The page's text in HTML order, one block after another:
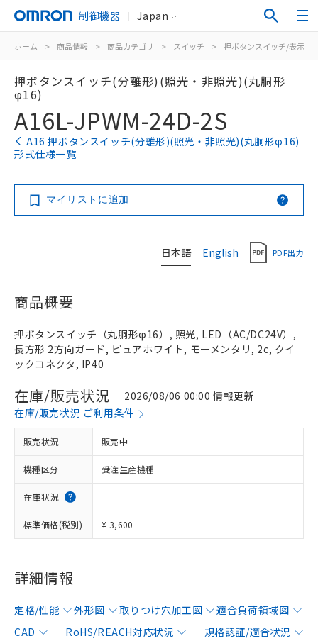
制御機器 Japan
ホーム > 商品情報 > 商品カテゴリ > スイッチ > 押ボタンスイッチ/表示灯
押ボタンスイッチ(分離形)(照光・非照光)(丸胴形
φ16)
A16L-JPWM-24D-2S
A16 押ボタンスイッチ(分離形)(照光・非照光)(丸胴形φ16)
形式仕様一覧
マイリストに追加
日本語 English PDF出力
商品概要
押ボタンスイッチ（丸胴形φ16）, 照光, LED（AC/DC24V）,
長方形 2方向ガード, ピュアホワイト, モーメンタリ, 2c, クイ
ックコネクタ, IP40
在庫/販売状況
2026/08/06 00:00 情報更新
在庫/販売状況 ご利用条件
販売状況 販売中
機種区分 受注生産機種
在庫状況
標準価格(税別) ¥ 3,600
詳細情報
定格/性能 外形図 取りつけ穴加工図
適合負荷領域図
CAD
RoHS/REACH対応状況 規格認証/適合状況